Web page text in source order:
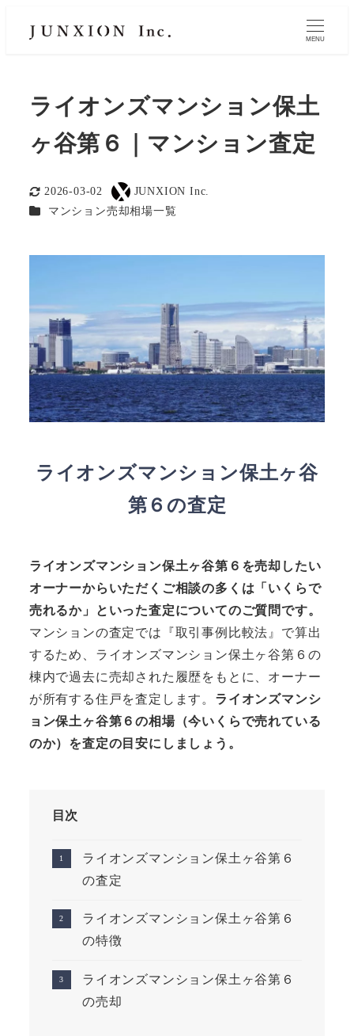
MENU
ライオンズマンション保土
ヶ谷第６｜マンション査定
更新日
2026-03-02
著
者
JUNXION Inc.
カテゴリー
マンション売却相場一覧
ライオンズマンション保土ヶ谷
第６の査定
ライオンズマンション保土ヶ谷第６ を売却したい
オーナーからいただくご相談の多くは「いくらで
売れるか」といった査定についてのご質問です。
マンションの査定では『取引事例比較法』で算出
するため、ライオンズマンション保土ヶ谷第６の
棟内で過去に売却された履歴をもとに、オーナー
が所有する住戸を査定します。 ライオンズマンシ
ョン保土ヶ谷第６の相場（今いくらで売れている
のか）を査定の目安にしましょう。
目次
ライオンズマンション保土ヶ谷第６
の査定
ライオンズマンション保土ヶ谷第６
の特徴
ライオンズマンション保土ヶ谷第６
の売却